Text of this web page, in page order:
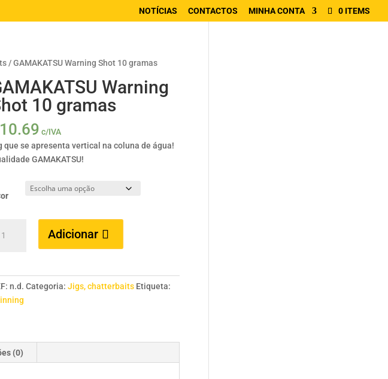
NOTÍCIAS CONTACTOS MINHA CONTA 0 ITEMS
/ GAMAKATSU Warning Shot 10 gramas
Warning
10 gramas
10.69 c/IVA
que se apresenta vertical na coluna de água!
GAMAKATSU!
Adicionar
n.d. Categoria: Jigs, chatterbaits Etiqueta:
(0)